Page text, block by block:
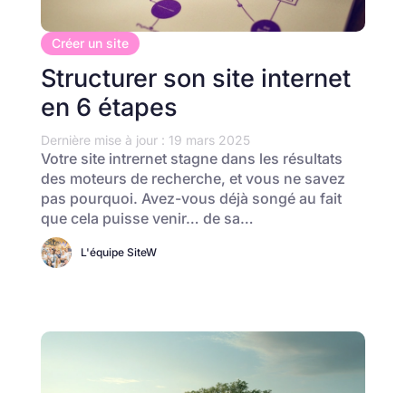
Créer un site
Structurer son site internet
en 6 étapes
Dernière mise à jour : 19 mars 2025
Votre site intrernet stagne dans les résultats
des moteurs de recherche, et vous ne savez
pas pourquoi. Avez-vous déjà songé au fait
que cela puisse venir… de sa…
L'équipe SiteW